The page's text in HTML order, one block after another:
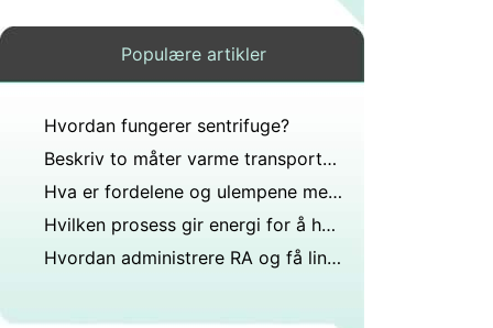
Populære artikler
Hvordan fungerer sentrifuge?
Beskriv to måter varme transporteres i Biosphere
Hva er fordelene og ulempene med vannenergi?
Hvilken prosess gir energi for å holde kroppen varm?
Hvordan administrere RA og få lindring